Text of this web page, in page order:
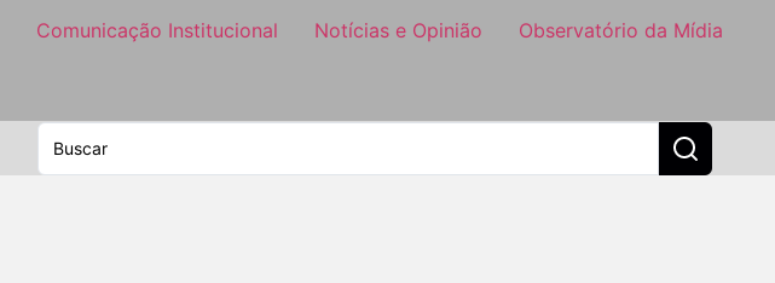
Comunicação Institucional Notícias e Opinião Observatório da Mídia